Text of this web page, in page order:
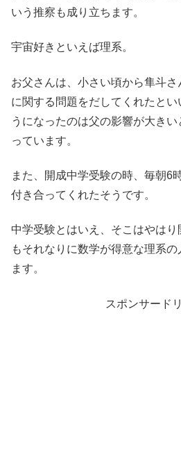
いう推察も成り立ちます。
宇宙好きといえば理系。
お父さんは、小さい頃から隼斗
に関する問題をだしてくれたと
うになったのは父の影響が大き
っています。
また、開成中学受験の時、毎朝6
付き合ってくれたそうです。
中学受験とはいえ、そこはやは
もそれなりに数学が得意な理系
ます。
スポンサード